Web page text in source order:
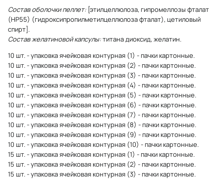
Состав оболочки пеллет: [этилцеллюлоза, гипромеллозы фталат
(НР55) (гидроксипропилметилцеллюлоза фталат), цетиловый
спирт].
Состав желатиновой капсулы:титана диоксид, желатин.
10 шт. - упаковка ячейковая контурная (1) - пачки картонные.
10 шт. - упаковка ячейковая контурная (2) - пачки картонные.
10 шт. - упаковка ячейковая контурная (3) - пачки картонные.
10 шт. - упаковка ячейковая контурная (4) - пачки картонные.
10 шт. - упаковка ячейковая контурная (5) - пачки картонные.
10 шт. - упаковка ячейковая контурная (6) - пачки картонные.
10 шт. - упаковка ячейковая контурная (7) - пачки картонные.
10 шт. - упаковка ячейковая контурная (8) - пачки картонные.
10 шт. - упаковка ячейковая контурная (9) - пачки картонные.
10 шт. - упаковка ячейковая контурная (10) - пачки картонные.
15 шт. - упаковка ячейковая контурная (1) - пачки картонные.
15 шт. - упаковка ячейковая контурная (2) - пачки картонные.
15 шт. - упаковка ячейковая контурная (3) - пачки картонные.